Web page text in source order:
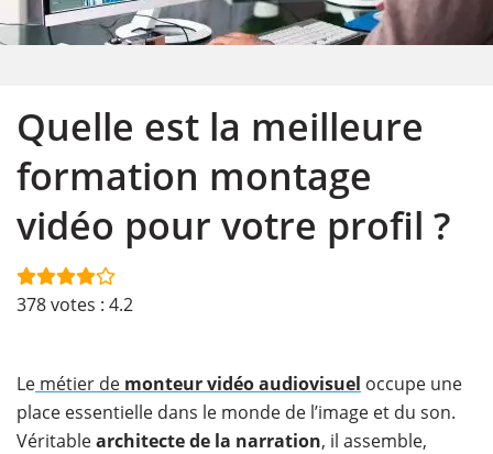
Quelle est la meilleure
formation montage
vidéo pour votre profil ?
378votes : 4.2
Le métier de monteur vidéo audiovisuel occupe une
place essentielle dans le monde de l’image et du son.
Véritablearchitecte de la narration, il assemble,